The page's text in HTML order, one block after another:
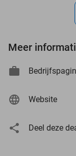
Meer
Website
Deel deze